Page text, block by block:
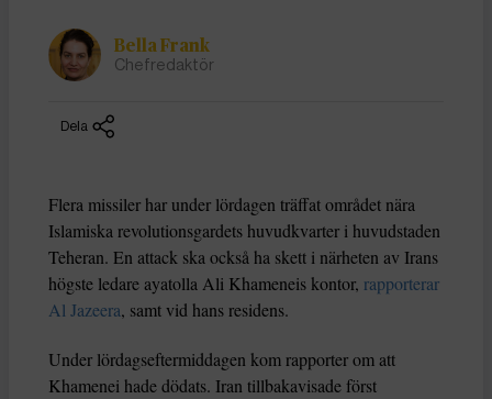
Bella Frank
Chefredaktör
Dela
Flera missiler har under lördagen träffat området nära
Islamiska revolutionsgardets huvudkvarter i huvudstaden
Teheran. En attack ska också ha skett i närheten av Irans
högste ledare ayatolla Ali Khameneis kontor, rapporterar
Al Jazeera, samt vid hans residens.
Under lördagseftermiddagen kom rapporter om att
Khamenei hade dödats. Iran tillbakavisade först